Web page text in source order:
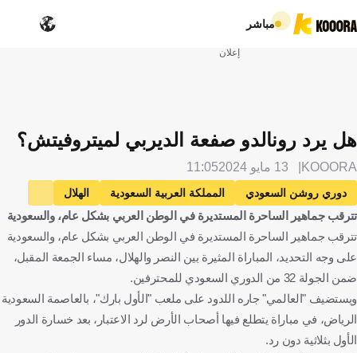
مباشر
إعلان
هل يرد رونالدو صفعة الديربي لميتروفيتش؟
KOOORA 13 مايو 2024 11:05
دوري روشن السعودي المملكة العربية السعودية
الهلال
النصر
كريستيانو رونالدو البرتغال
ألكساندر ميتروفيتش
صربيا
كرة قدم
تترقب جماهير الساحرة المستديرة في الوطن العربي بشكل عام، والسعودية
تترقب جماهير الساحرة المستديرة في الوطن العربي بشكل عام، والسعودية
على وجه التحديد، المباراة المثيرة بين النصر والهلال، مساء الجمعة المقبل،
ضمن الجولة 32 من الدوري السعودي للمحترفين.
ويستضيف "العالمي" جاره اللدود على ملعب "الأول بارك"، بالعاصمة السعودية
الرياض، في مباراة يتطلع فيها أصحاب الأرض لرد الاعتبار، بعد خسارة الدور
الأول بثلاثية دون رد.